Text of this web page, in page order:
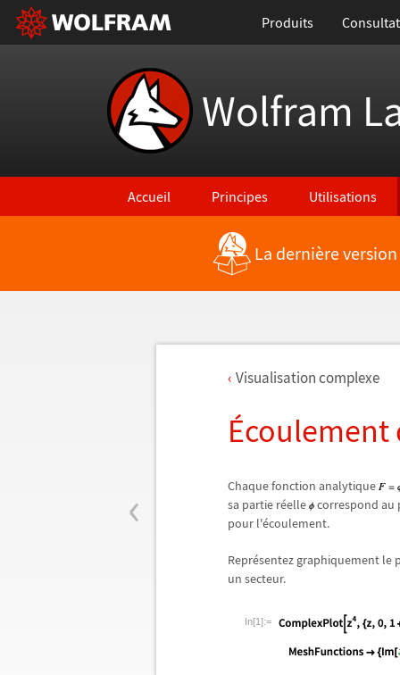
Produits
Wolfram
Accueil Principes Utilisations
La dernière
‹
Visualisation complexe
Écoulement
Chaque fonction analytique
sa partie réelle
correspond au
pour l'écoulement.
Représentez graphiquement le
un secteur.
In[1]:=